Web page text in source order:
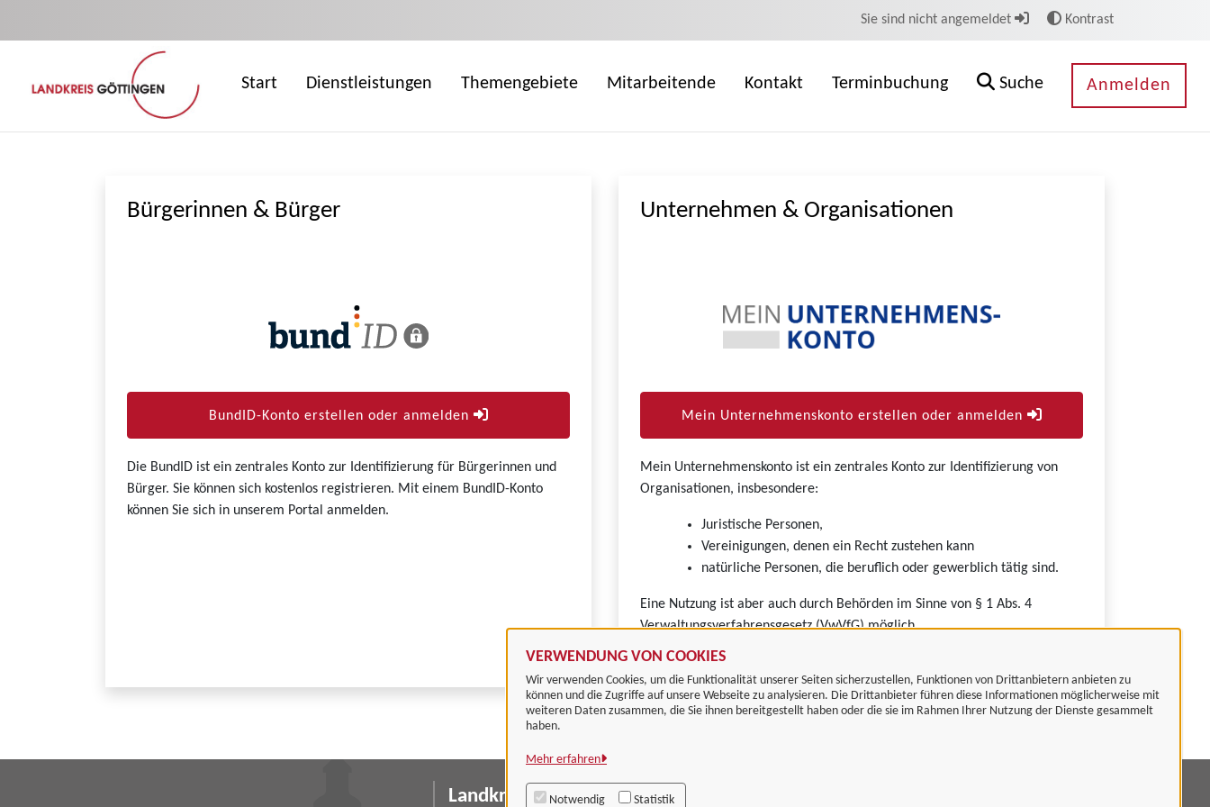
VERWENDUNG VON COOKIES
Wir verwenden Cookies, um die Funktionalität unserer Seiten sicherzustellen, Funktionen von Drittanbietern anbieten zu
können und die Zugriffe auf unsere Webseite zu analysieren. Die Drittanbieter führen diese Informationen möglicherweise mit
weiteren Daten zusammen, die Sie ihnen bereitgestellt haben oder die sie im Rahmen Ihrer Nutzung der Dienste gesammelt
haben.
Mehr erfahren
Notwendig Statistik
Sie sind nicht angemeldet Kontrast
Start Dienstleistungen Themengebiete Mitarbeitende Kontakt Terminbuchung Suche Anmelden
Bürgerinnen & Bürger
BundID-Konto erstellen oder anmelden
Die BundID ist ein zentrales Konto zur Identifizierung für Bürgerinnen und
Bürger. Sie können sich kostenlos registrieren. Mit einem BundID-Konto
können Sie sich in unserem Portal anmelden.
Unternehmen & Organisationen
Mein Unternehmenskonto erstellen oder anmelden
Mein Unternehmenskonto ist ein zentrales Konto zur Identifizierung von
Organisationen, insbesondere:
Juristische Personen,
Vereinigungen, denen ein Recht zustehen kann
natürliche Personen, die beruflich oder gewerblich tätig sind.
Eine Nutzung ist aber auch durch Behörden im Sinne von § 1 Abs. 4
Verwaltungsverfahrensgesetz (VwVfG) möglich.
Landkreis Göttingen